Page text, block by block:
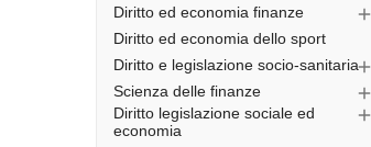
Diritto ed economia finanze 
Diritto ed economia dello sport
Diritto e legislazione socio-sanitaria
Scienza delle finanze 
Diritto legislazione sociale ed
economia
